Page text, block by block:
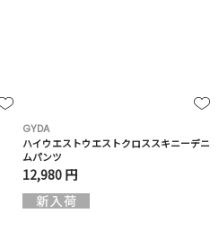
GYDA
ハイウエストウエストクロススキニーデニ
ムパンツ
12,980 円